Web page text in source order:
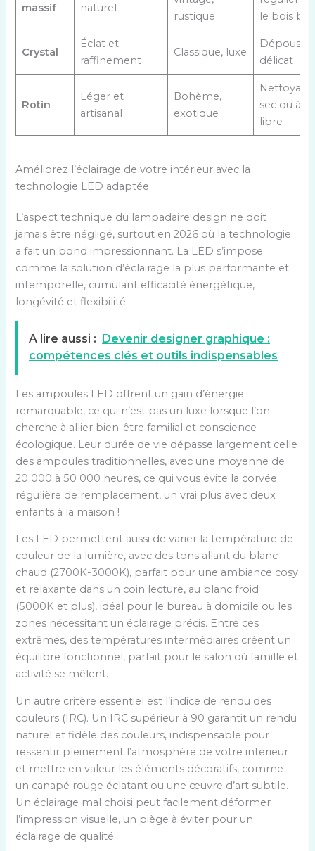
massif
naturel
rustique
le bois
Crystal
Éclat et
raffinement
Classique, luxe
délicat
Rotin
Léger et
artisanal
Bohème,
exotique
sec ou à
libre
Améliorez l’éclairage de votre intérieur avec la
technologie LED adaptée
L’aspect technique du lampadaire design ne doit
jamais être négligé, surtout en 2026 où la technologie
a fait un bond impressionnant. La LED s’impose
comme la solution d’éclairage la plus performante et
intemporelle, cumulant efficacité énergétique,
longévité et flexibilité.
A lire aussi :
Devenir designer graphique :
compétences clés et outils indispensables
Les ampoules LED offrent un gain d’énergie
remarquable, ce qui n’est pas un luxe lorsque l’on
cherche à allier bien-être familial et conscience
écologique. Leur durée de vie dépasse largement celle
des ampoules traditionnelles, avec une moyenne de
20 000 à 50 000 heures, ce qui vous évite la corvée
régulière de remplacement, un vrai plus avec deux
enfants à la maison !
Les LED permettent aussi de varier la température de
couleur de la lumière, avec des tons allant du blanc
chaud (2700K-3000K), parfait pour une ambiance cosy
et relaxante dans un coin lecture, au blanc froid
(5000K et plus), idéal pour le bureau à domicile ou les
zones nécessitant un éclairage précis. Entre ces
extrêmes, des températures intermédiaires créent un
équilibre fonctionnel, parfait pour le salon où famille et
activité se mêlent.
Un autre critère essentiel est l’indice de rendu des
couleurs (IRC). Un IRC supérieur à 90 garantit un rendu
naturel et fidèle des couleurs, indispensable pour
ressentir pleinement l’atmosphère de votre intérieur
et mettre en valeur les éléments décoratifs, comme
un canapé rouge éclatant ou une œuvre d’art subtile.
Un éclairage mal choisi peut facilement déformer
l’impression visuelle, un piège à éviter pour un
éclairage de qualité.